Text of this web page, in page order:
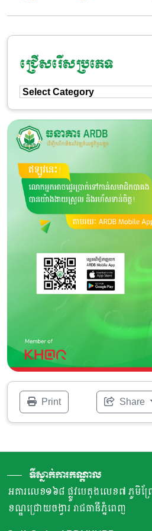
ជ្រើសរើសប្រភេទ
ជ្រើសរើស
ប្រភេទ
Print Share
ទីស្នាក់ការកណ្តាល
អគារលេខ១៦៨ ផ្លូវបេតុងលេខ៧ ភូមិព្
ខណ្ឌជ្រោយចង្វារ រាជធានីភ្នំពេញ